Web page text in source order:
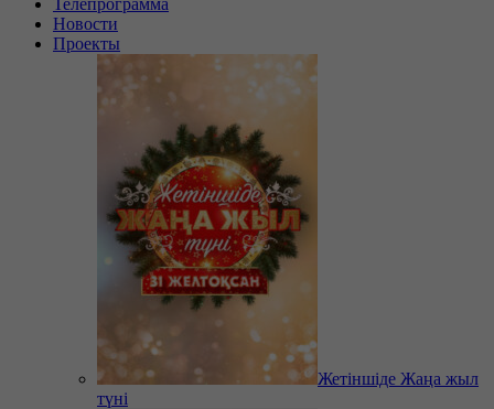
Телепрограмма
Новости
Проекты
Жетіншіде Жаңа жыл
түні